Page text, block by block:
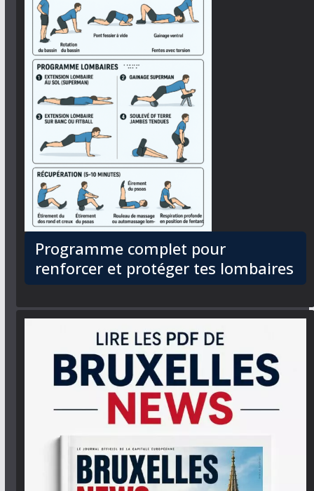
Programme complet pour
renforcer et protéger tes lombaires